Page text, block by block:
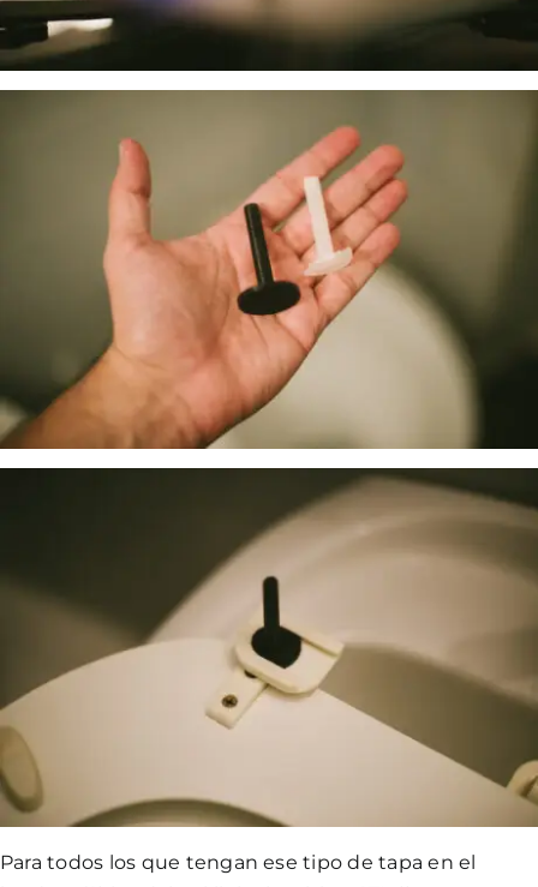
Para todos los que tengan ese tipo de tapa en el